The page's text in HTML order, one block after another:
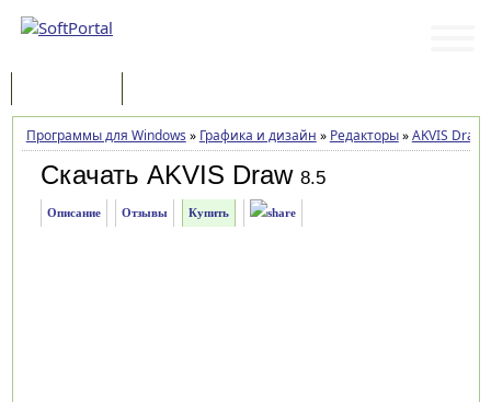
Программы для Windows » Графика и дизайн » Редакторы»AKVIS Draw
Скачать AKVIS Draw 8.5
Описание Отзывы Купить